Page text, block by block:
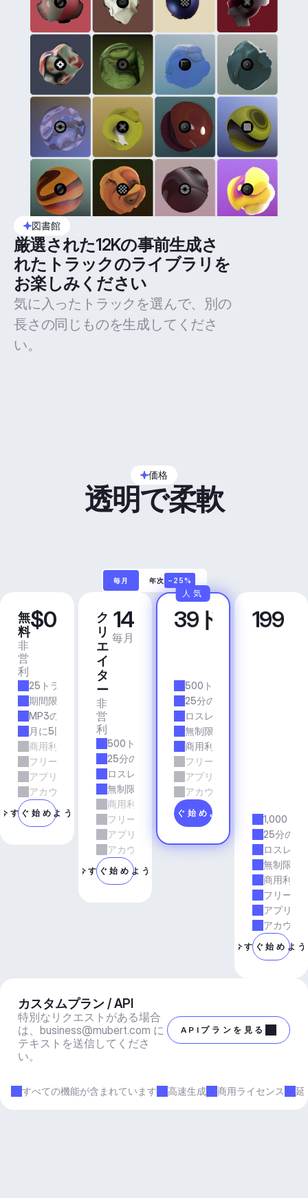
図書館
厳選された12Kの事前生成さ
れたトラックのライブラリを
お楽しみください
気に入ったトラックを選んで、別の
長さの同じものを生成してくださ
い。
価格
透明で柔軟
毎月 年次 −25%
無
料
非
営
利
$0
25トラック/月
期間限定
MP3の品質
月に5回のダウンロード
商用利用
フリーランスとエージェンシーの仕事
アプリとサービス
アカウントマネージャーのサポート
今すぐ始めよう
ク
リ
エ
イ
タ
ー
非
営
利
14
毎月
500トラック/月
25分の所要時間
ロスレス品質
無制限のダウンロード
商用利用
フリーランスとエージェンシーの仕事
アプリとサービス
アカウントマネージャーのサポート
今すぐ始めよう
プ
ロ
39ドル
500トラック/月
25分の所要時間
ロスレス品質
無制限のダウンロード
商用利用
フリーランスとエージェン
アプリとサービス
アカウントマネージャーの
今すぐ始めよう
人気
ビ
ジ
199
1,000ト
25分の所
ロスレス
無制限の
商用利用
フリーラ
アプリと
アカウン
今すぐ始めよう
カスタムプラン / API
特別なリクエストがある場合
は、 business@mubert.com に
テキストを送信してくださ
い。
APIプランを見る
すべての機能が含まれています 高速生成 商用ライセンス 延